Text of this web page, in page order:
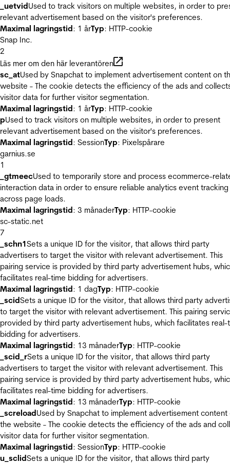
_uetvidUsed to track visitors on multiple websites, in order to
relevant advertisement based on the visitor's preferences.
Maximal lagringstid: 1 årTyp: HTTP-cookie
Snap Inc.
2
Läs mer om den här leverantören
sc_atUsed by Snapchat to implement advertisement content on
website - The cookie detects the efficiency of the ads and
visitor data for further visitor segmentation.
Maximal lagringstid: 1 årTyp: HTTP-cookie
pUsed to track visitors on multiple websites, in order to present
relevant advertisement based on the visitor's preferences.
Maximal lagringstid: SessionTyp: Pixelspårare
garnius.se
1
_gtmeecUsed to temporarily store and process ecommerce-
interaction data in order to ensure reliable analytics event tracking
across page loads.
Maximal lagringstid: 3 månaderTyp: HTTP-cookie
sc-static.net
7
_schn1Sets a unique ID for the visitor, that allows third party
advertisers to target the visitor with relevant advertisement. This
pairing service is provided by third party advertisement hubs,
facilitates real-time bidding for advertisers.
Maximal lagringstid: 1 dagTyp: HTTP-cookie
_scidSets a unique ID for the visitor, that allows third party
to target the visitor with relevant advertisement. This pairing
provided by third party advertisement hubs, which facilitates real-
bidding for advertisers.
Maximal lagringstid: 13 månaderTyp: HTTP-cookie
_scid_rSets a unique ID for the visitor, that allows third party
advertisers to target the visitor with relevant advertisement. This
pairing service is provided by third party advertisement hubs,
facilitates real-time bidding for advertisers.
Maximal lagringstid: 13 månaderTyp: HTTP-cookie
_screloadUsed by Snapchat to implement advertisement content
the website - The cookie detects the efficiency of the ads and
visitor data for further visitor segmentation.
Maximal lagringstid: SessionTyp: HTTP-cookie
u_sclidSets a unique ID for the visitor, that allows third party